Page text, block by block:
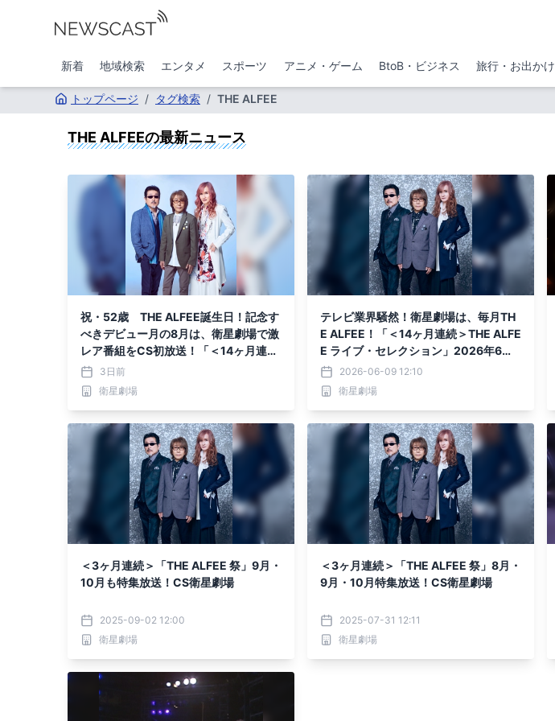
新着 地域検索 エンタメ スポーツ アニメ・ゲーム BtoB・ビジネス 旅行・お出かけ
トップページ / タグ検索 / THE ALFEE
THE ALFEEの最新ニュース
祝・52歳 THE ALFEE誕生日！記念す
べきデビュー月の8月は、衛星劇場で激
レア番組をCS初放送！「＜14ヶ月連続
＞THE ALFEE ライブ・セレクション」
3日前
衛星劇場
テレビ業界騒然！衛星劇場は、毎月TH
E ALFEE！「＜14ヶ月連続＞THE ALFE
E ライブ・セレクション」2026年6月
より放送スタート！CS衛星劇場
2026-06-09 12:10
衛星劇場
＜3ヶ月連続＞「THE ALFEE 祭」9月・
10月も特集放送！CS衛星劇場
2025-09-02 12:00
衛星劇場
＜3ヶ月連続＞「THE ALFEE 祭」8月・
9月・10月特集放送！CS衛星劇場
2025-07-31 12:11
衛星劇場